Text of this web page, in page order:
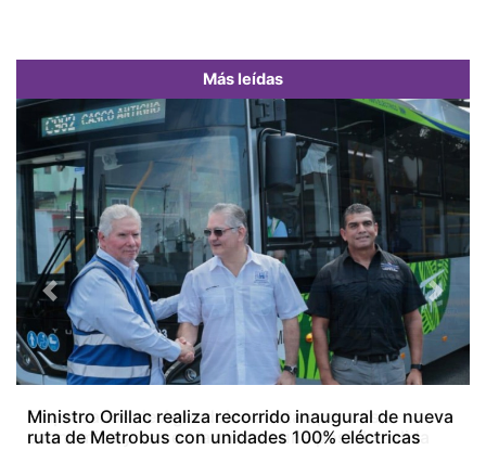
Más leídas
Empresarios de Aguadulce alertan por crisis
económica y ven en la minería una posible salida
Previous Next